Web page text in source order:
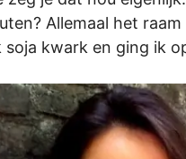
Allemaal het
kwark en ging ik